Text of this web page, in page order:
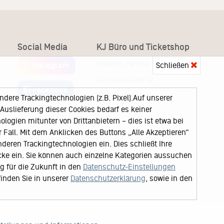
Social Media
Facebook
KJ Büro und Ticketshop
Karsten Jahnke Konzertdirektion
22767 Hamburg
Schließen
Trackingtechnologien (z.B. Pixel).Auf unserer
dieser Cookies bedarf es keiner
mitunter von Drittanbietern – dies ist etwa bei
Mit dem Anklicken des Buttons „Alle Akzeptieren“
Trackingtechnologien ein. Dies schließt Ihre
ein. Sie können auch einzelne Kategorien aussuchen
für die Zukunft in den Datenschutz-Einstellungen
Sie in unserer Datenschutzerklärung , sowie in den